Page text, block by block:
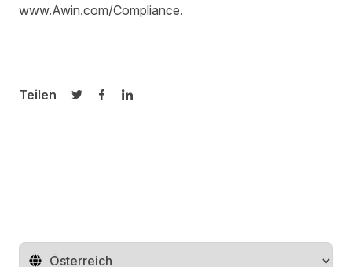
www.Awin.com/Compliance.
Teilen
Auf Twitter teilen
Auf Facebook teilen
Auf LinkedIn teilen